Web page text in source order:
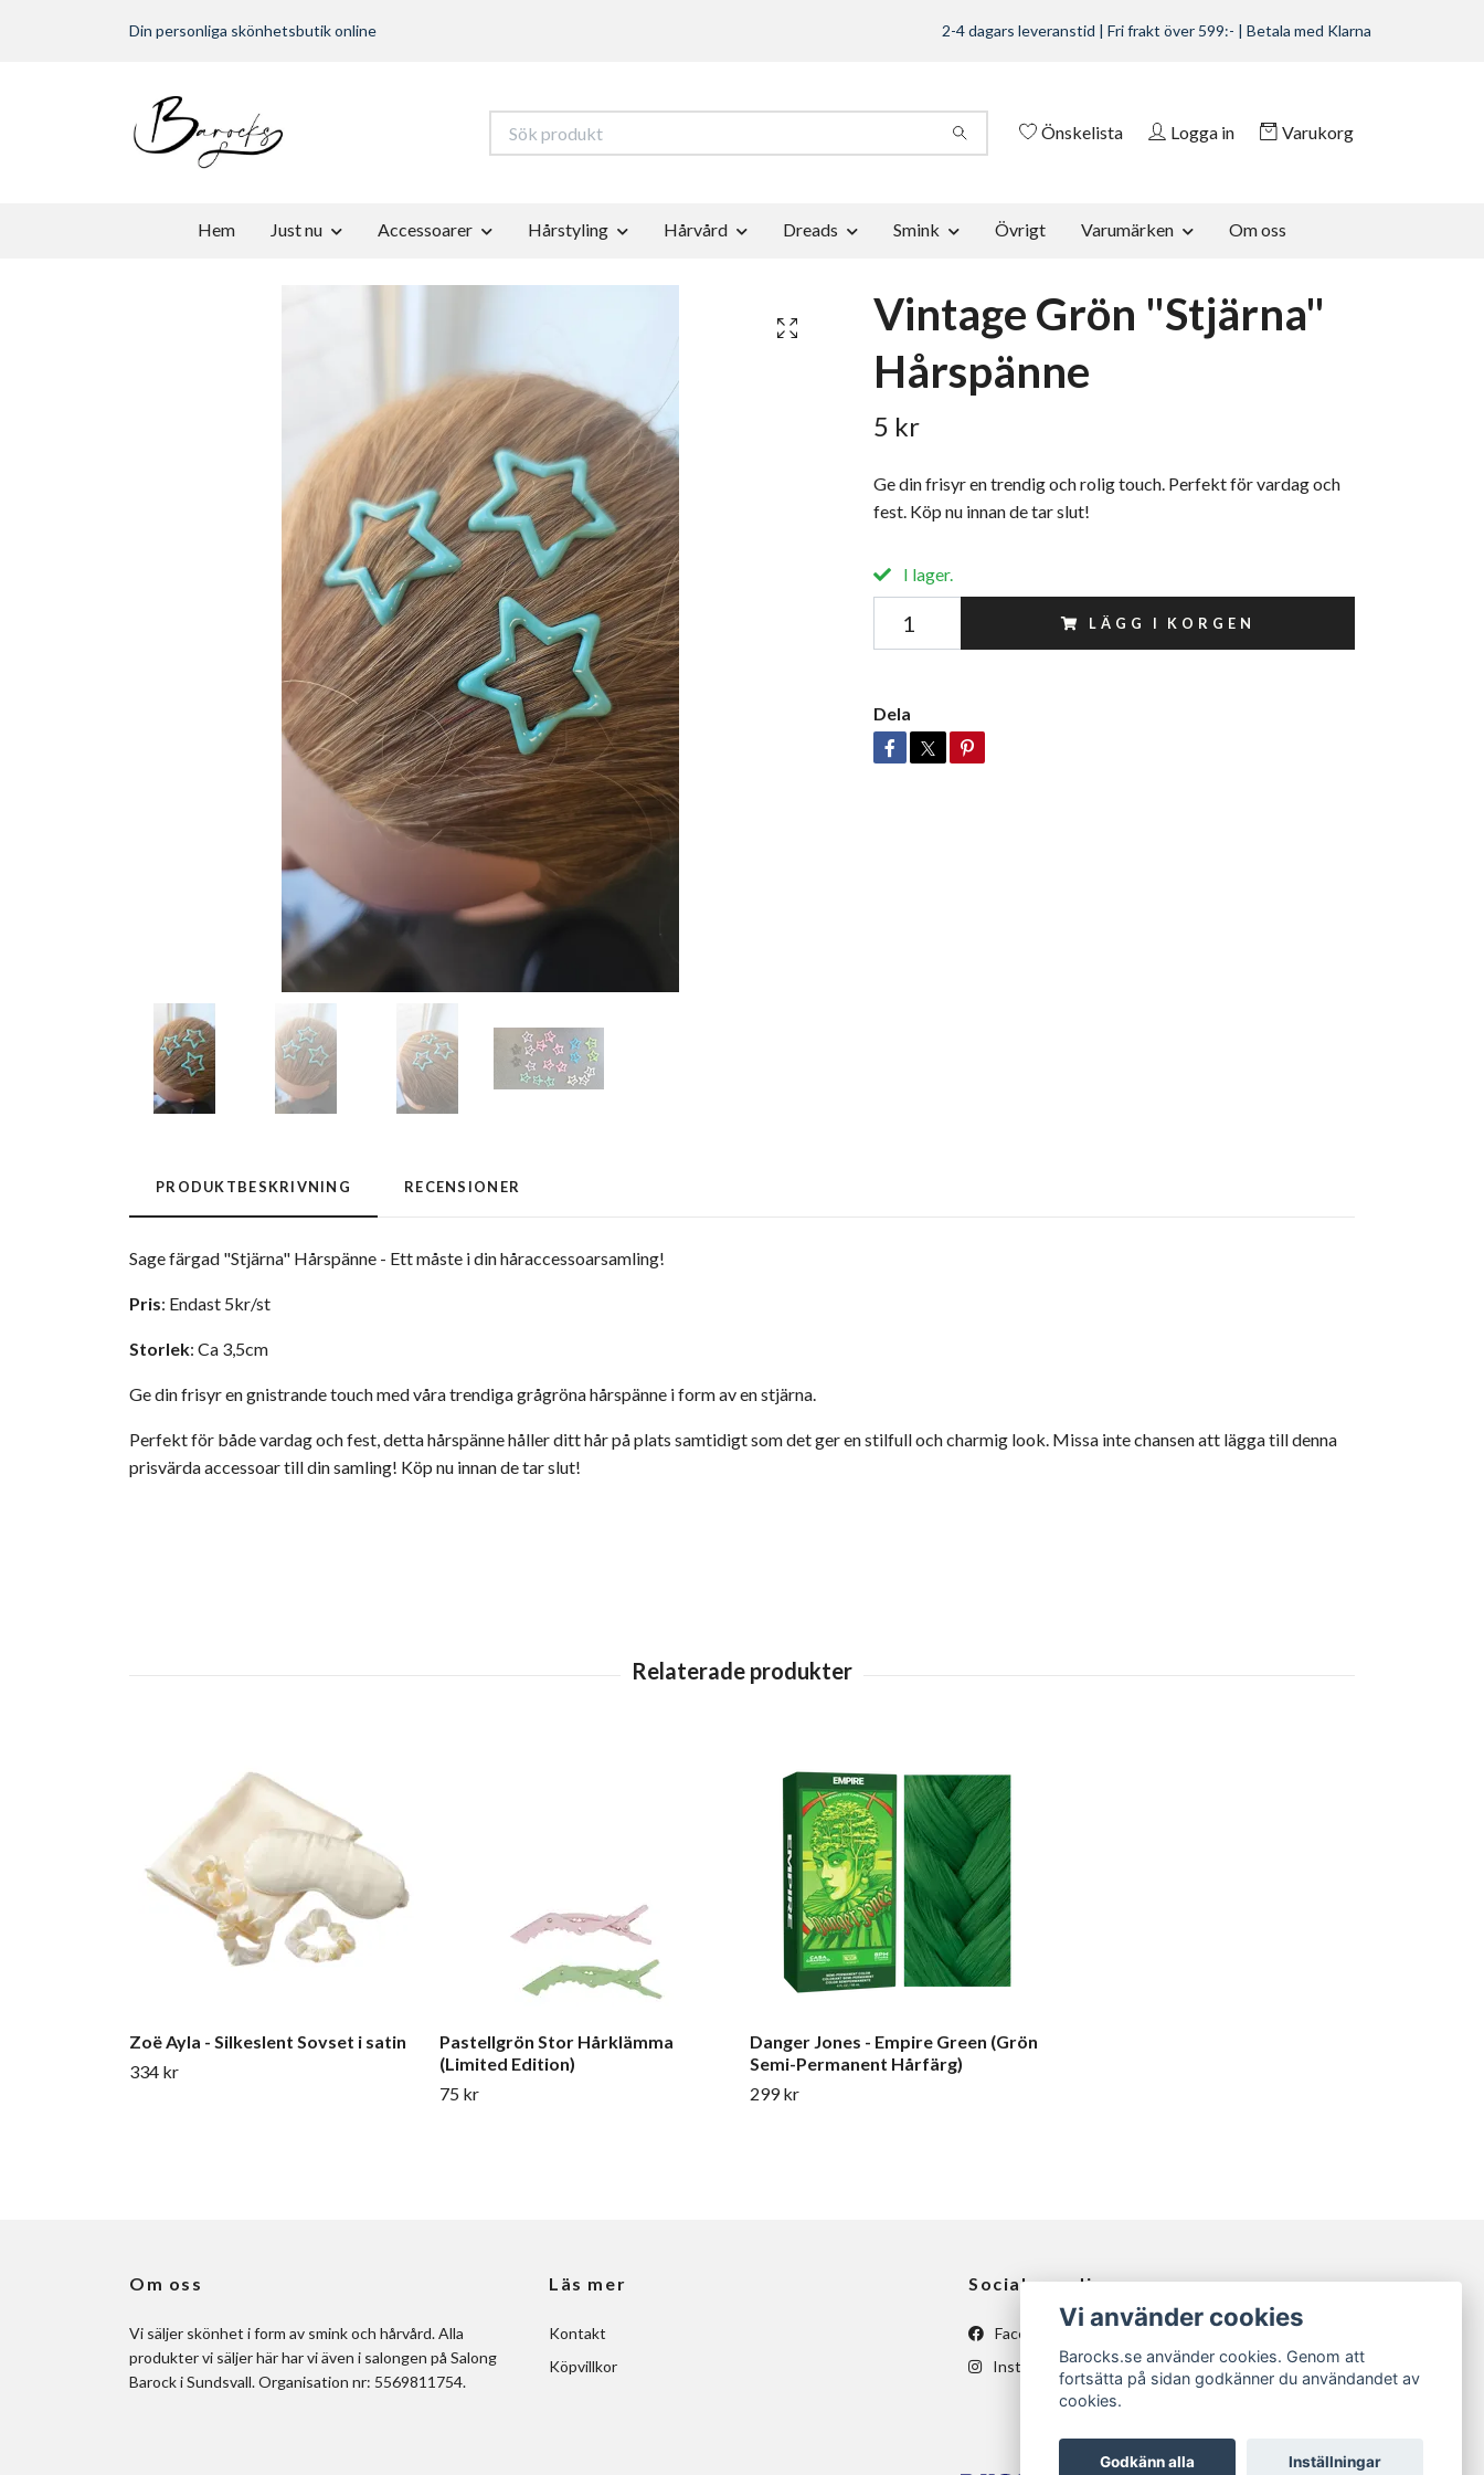
Din personliga skönhetsbutik online 2-4 dagars leveranstid | Fri frakt över 599:- | Betala med Klarna
Önskelista Logga in Varukorg
Hem Just nu Accessoarer Hårstyling Hårvård Dreads Smink Övrigt Varumärken Om oss
Vintage Grön "Stjärna"
Hårspänne
5 kr
Ge din frisyr en trendig och rolig touch. Perfekt för vardag och
fest. Köp nu innan de tar slut!
I lager.
LÄGG I KORGEN
Dela
PRODUKTBESKRIVNING RECENSIONER
Sage färgad "Stjärna" Hårspänne - Ett måste i din håraccessoarsamling!
Pris: Endast 5kr/st
Storlek: Ca 3,5cm
Ge din frisyr en gnistrande touch med våra trendiga grågröna hårspänne i form av en stjärna.
Perfekt för både vardag och fest, detta hårspänne håller ditt hår på plats samtidigt som det ger en stilfull och charmig look. Missa inte chansen att lägga till denna
prisvärda accessoar till din samling! Köp nu innan de tar slut!
Zoë Ayla - Silkeslent Sovset i satin
334 kr
Pastellgrön Stor Hårklämma
(Limited Edition)
75 kr
Danger Jones - Empire Green (Grön
Semi-Permanent Hårfärg)
299 kr
Om oss
Vi säljer skönhet i form av smink och hårvård. Alla
produkter vi säljer här har vi även i salongen på Salong
Barock i Sundsvall. Organisation nr: 5569811754.
Läs mer
Kontakt
Köpvillkor
Sociala medier
Facebook
Instagram
Vi använder cookies
Barocks.se använder cookies. Genom att
fortsätta på sidan godkänner du användandet av
cookies.
Godkänn alla Inställningar